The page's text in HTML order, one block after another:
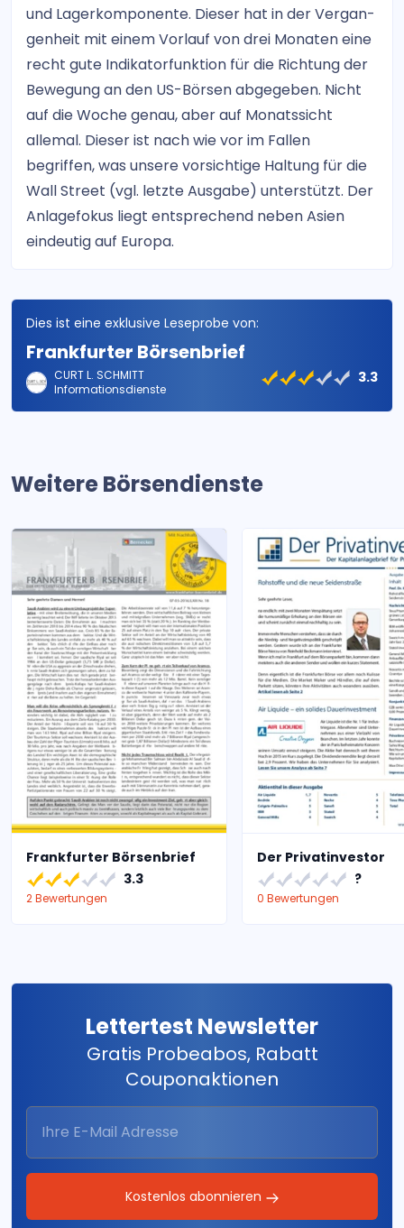
und Lagerkomponente. Dieser hat in der Vergan-
genheit mit einem Vorlauf von drei Monaten eine
recht gute Indikatorfunktion für die Richtung der
Bewegung an den US-Börsen abgegeben. Nicht
auf die Woche genau, aber auf Monatssicht
allemal. Dieser ist nach wie vor im Fallen
begriffen, was unsere vorsichtige Haltung für die
Wall Street (vgl. letzte Ausgabe) unterstützt. Der
Anlagefokus liegt entsprechend neben Asien
eindeutig auf Europa.
Dies ist eine exklusive Leseprobe von:
Frankfurter Börsenbrief
CURT L. SCHMITT
Informationsdienste
3.3
Weitere Börsendienste
Frankfurter Börsenbrief
3.3
2 Bewertungen
Der Privatinvestor
?
0 Bewertungen
Lettertest Newsletter
Gratis Probeabos, Rabatt
Couponaktionen
Kostenlos abonnieren